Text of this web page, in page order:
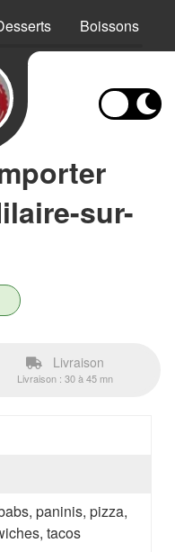
Boissons
sur-
Livraison
Livraison : 30 à 45 mn
paninis, pizza,
tacos